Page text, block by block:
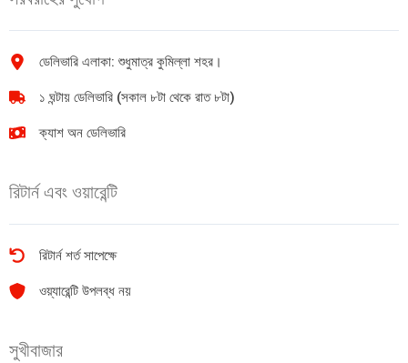
ডেলিভারি এলাকা: শুধুমাত্র কুমিল্লা শহর।
১ ঘন্টায় ডেলিভারি (সকাল ৮টা থেকে রাত ৮টা)
ক্যাশ অন ডেলিভারি
রিটার্ন এবং ওয়ারেন্টি
রিটার্ন শর্ত সাপেক্ষে
ওয়্যারেন্টি উপলব্ধ নয়
সুখীবাজার